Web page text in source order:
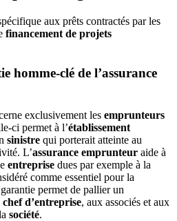
aux prêts contractés par les
financement de projets
homme-clé de l’assurance
exclusivement les emprunteurs
ci permet à l’établissement
sinistre qui porterait atteinte au
L’assurance emprunteur aide à
entreprise dues par exemple à la
comme essentiel pour la
permet de pallier un
chef d’entreprise, aux associés et aux
société.